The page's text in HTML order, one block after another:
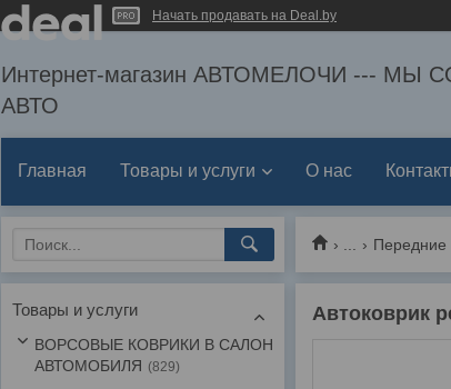
Начать продавать на Deal.by
Интернет-магазин АВТОМЕЛОЧИ ---
АВТО
Главная Товары и услуги О нас
Передние
Автоковрик
Товары и услуги
ВОРСОВЫЕ КОВРИКИ В САЛОН
АВТОМОБИЛЯ
829